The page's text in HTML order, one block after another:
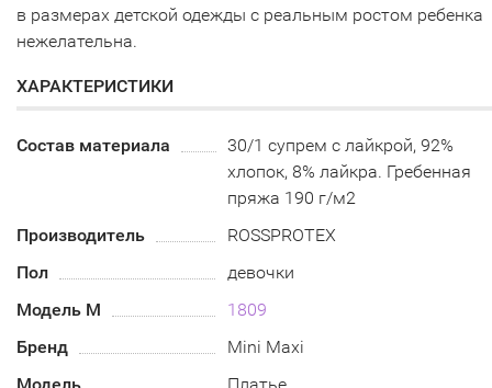
в размерах детской одежды с реальным ростом ребенка
нежелательна.
ХАРАКТЕРИСТИКИ
Состав материала
30/1 супрем с лайкрой, 92%
хлопок, 8% лайкра. Гребенная
пряжа 190 г/м2
Производитель
ROSSPROTEX
Пол
девочки
Модель М
1809
Бренд
Mini Maxi